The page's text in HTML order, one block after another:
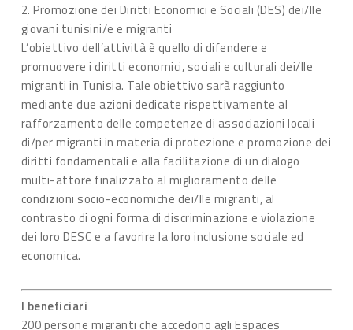
2. Promozione dei Diritti Economici e Sociali (DES) dei/lle
giovani tunisini/e e migranti
L’obiettivo dell’attività è quello di difendere e
promuovere i diritti economici, sociali e culturali dei/lle
migranti in Tunisia. Tale obiettivo sarà raggiunto
mediante due azioni dedicate rispettivamente al
rafforzamento delle competenze di associazioni locali
di/per migranti in materia di protezione e promozione dei
diritti fondamentali e alla facilitazione di un dialogo
multi-attore finalizzato al miglioramento delle
condizioni socio-economiche dei/lle migranti, al
contrasto di ogni forma di discriminazione e violazione
dei loro DESC e a favorire la loro inclusione sociale ed
economica.
I beneficiari
200 persone migranti che accedono agli Espaces